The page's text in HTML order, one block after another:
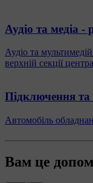
Аудіо та медіа -
Аудіо та
верхній секції
Підключення
Автомобіль
Вам це